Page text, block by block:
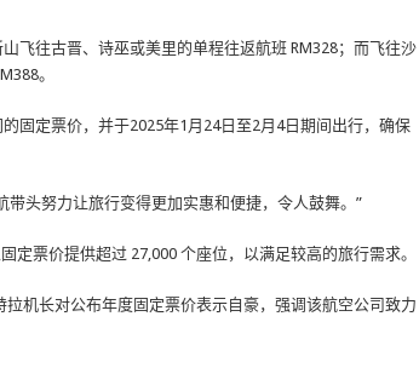
飞往古晋、诗巫或美里的单程往返航班 RM328；而飞往沙
。
固定票价，并于2025年1月24日至2月4日期间出行，确保
头努力让旅行变得更加实惠和便捷，令人鼓舞。”
定票价提供超过 27,000 个座位，以满足较高的旅行需求。
机长对公布年度固定票价表示自豪，强调该航空公司致力